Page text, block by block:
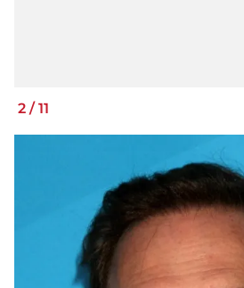
2 / 11